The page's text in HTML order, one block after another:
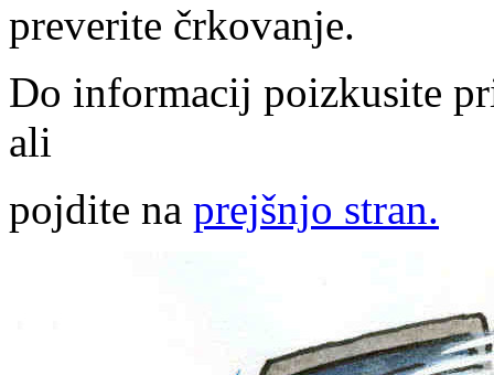
preverite črkovanje.
Do informacij poizkusite
ali
pojdite na prejšnjo stran.